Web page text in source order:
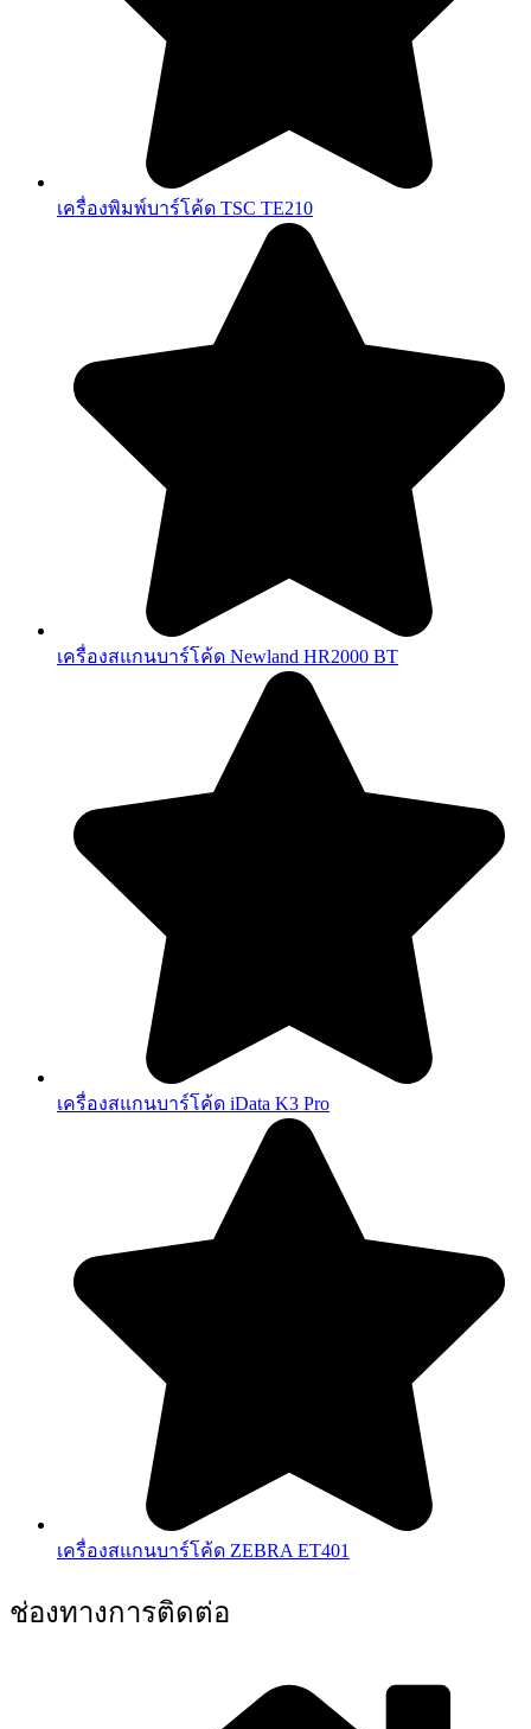
เครื่องพิมพ์บาร์โค้ด TSC TE210
เครื่องสแกนบาร์โค้ด Newland HR2000 BT
เครื่องสแกนบาร์โค้ด iData K3 Pro
เครื่องสแกนบาร์โค้ด ZEBRA ET401
ช่องทางการติดต่อ